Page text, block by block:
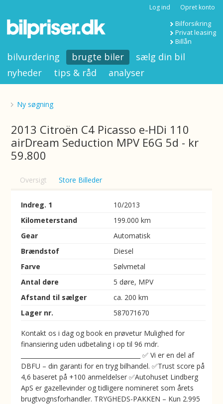
Log ind Opret konto
Bilforsikring
Privat leasing
Billån
bilvurdering brugte biler
sælg din bil
nyheder
tips & råd analyser
Ny søgning
2013 Citroën C4 Picasso e-HDi 110
airDream Seduction MPV E6G 5d - kr
59.800
Oversigt Store Billeder
Indreg. 1
10/2013
Kilometerstand
199.000 km
Gear
Automatisk
Brændstof
Diesel
Farve
Sølvmetal
Antal døre
5 døre, MPV
Afstand til sælger
ca. 200 km
Lager nr.
587071670
Kontakt os i dag og book en prøvetur Mulighed for
finansiering uden udbetaling i op til 96 mdr.
________________________________________ ✅ Vi er en del af
DBFU – din garanti for en tryg bilhandel. ✅Trust score på
4,6 baseret på +100 anmeldelser ✅Autohuset Lindberg
ApS er gazellevinder og tidligere nomineret som årets
brugtvognsforhandler. TRYGHEDS-PAKKEN – Kun 2.995